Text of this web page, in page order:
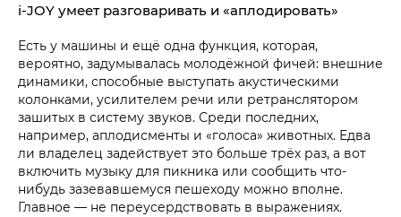
i‑JOY умеет разговаривать и «аплодировать»
Есть у машины и ещё одна функция, которая,
вероятно, задумывалась молодёжной фичей: внешние
динамики, способные выступать акустическими
колонками, усилителем речи или ретранслятором
зашитых в систему звуков. Среди последних,
например, аплодисменты и «голоса» животных. Едва
ли владелец задействует это больше трёх раз, а вот
включить музыку для пикника или сообщить что-
нибудь зазевавшемуся пешеходу можно вполне.
Главное — не переусердствовать в выражениях.